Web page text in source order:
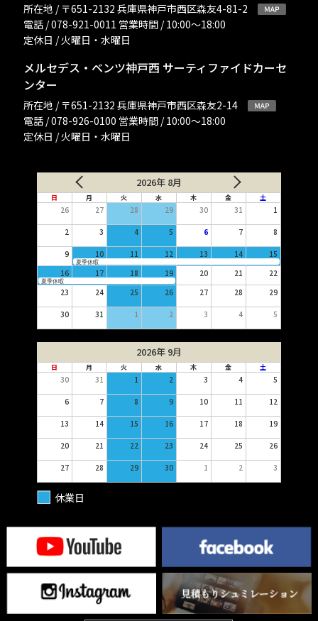
所在地 / 〒651-2132 兵庫県神戸市西区森友4-81-2
電話 / 078-921-0011 営業時間 / 10:00〜18:00
定休日 / 火曜日・水曜日
メルセデス・ベンツ神戸西 サーティファイドカーセ
ンター
所在地 / 〒651-2132 兵庫県神戸市西区森友2-14
電話 / 078-926-0100 営業時間 / 10:00〜18:00
定休日 / 火曜日・水曜日
2026年 8月
日 月 火 水 木 金 土
26 27 28 29 30 31 1
2 3 4 5 6 7 8
9 10 11 12 13 14 15
夏季休暇
16 17 18 19 20 21 22
夏季休暇
23 24 25 26 27 28 29
30 31 1 2 3 4 5
2026年 9月
日 月 火 水 木 金 土
30 31 1 2 3 4 5
6 7 8 9 10 11 12
13 14 15 16 17 18 19
20 21 22 23 24 25 26
27 28 29 30 1 2 3
休業日